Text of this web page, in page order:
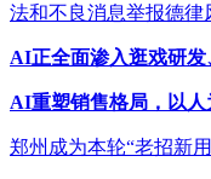
法和不良消息举报德律
AI正全面渗入逛戏研
AI重塑销售格局，以
郑州成为本轮“老招新